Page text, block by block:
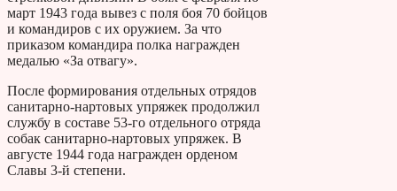
март 1943 года вывез с поля боя 70 бойцов
и командиров с их оружием. За что
приказом командира полка награжден
медалью «За отвагу».
После формирования отдельных отрядов
санитарно-нартовых упряжек продолжил
службу в составе 53-го отдельного отряда
собак санитарно-нартовых упряжек. В
августе 1944 года награжден орденом
Славы 3-й степени.